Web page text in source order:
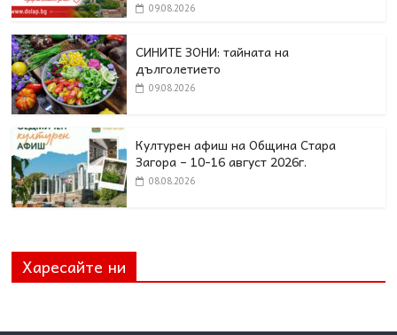
09.08.2026
СИНИТЕ ЗОНИ: тайната на
дълголетието
09.08.2026
Културен афиш на Община Стара
Загора – 10-16 август 2026г.
08.08.2026
Харесайте ни